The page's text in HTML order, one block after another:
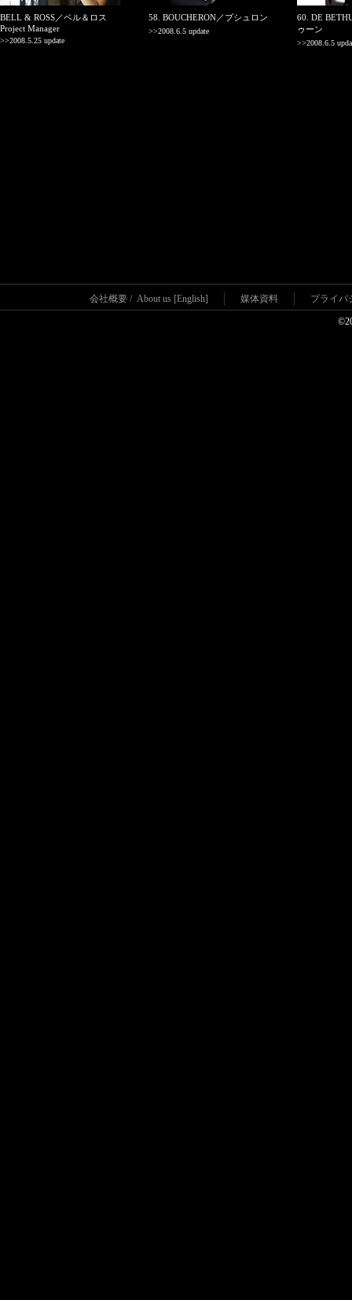
BELL & ROSS／ベル＆ロス
Project Manager
>>2008.5.25 update
58. BOUCHERON／ブシュロン
>>2008.6.5 update
60. DE
ゥーン
>>2008.6.5
会社概要 / About us [English] 媒体資料 プライバ